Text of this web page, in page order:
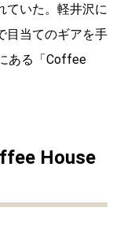
ていた。軽井沢に
目当てのギアを手
ある「Coffee
House